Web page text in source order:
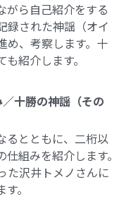
がら自己紹介をする
録された神謡（オイ
め、考察します。十
紹介します。
十勝の神謡（その
るとともに、二桁以
組みを紹介します。
た沢井トメノさんに
。